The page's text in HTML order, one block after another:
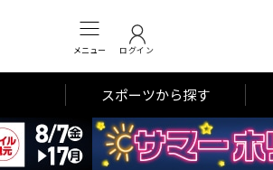
メニュー ログイン
スポーツから探す